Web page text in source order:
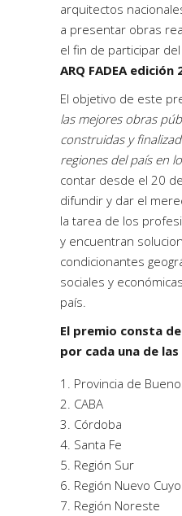
arquitectos
a presentar obras
el fin de participar del
ARQ FADEA edición
El objetivo de este
las mejores obras
construidas y
regiones del país en
contar desde el 20
difundir y dar el
la tarea de los
y encuentran
condicionantes
sociales y
país.
El premio consta
por cada una de
Provincia de
2. CABA
3. Córdoba
4. Santa Fe
5. Región Sur
6. Región Nuevo Cuyo
7. Región Noreste